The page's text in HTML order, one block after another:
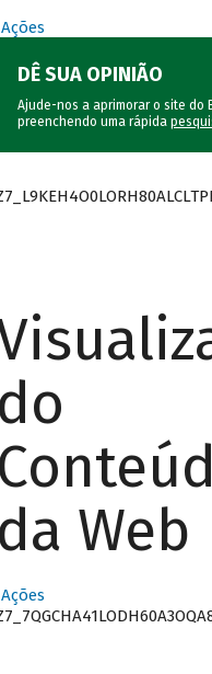
Ações
DÊ SUA OPINIÃO
Ajude-nos a aprimorar o site do
preenchendo uma rápida
do
da Web
Ações